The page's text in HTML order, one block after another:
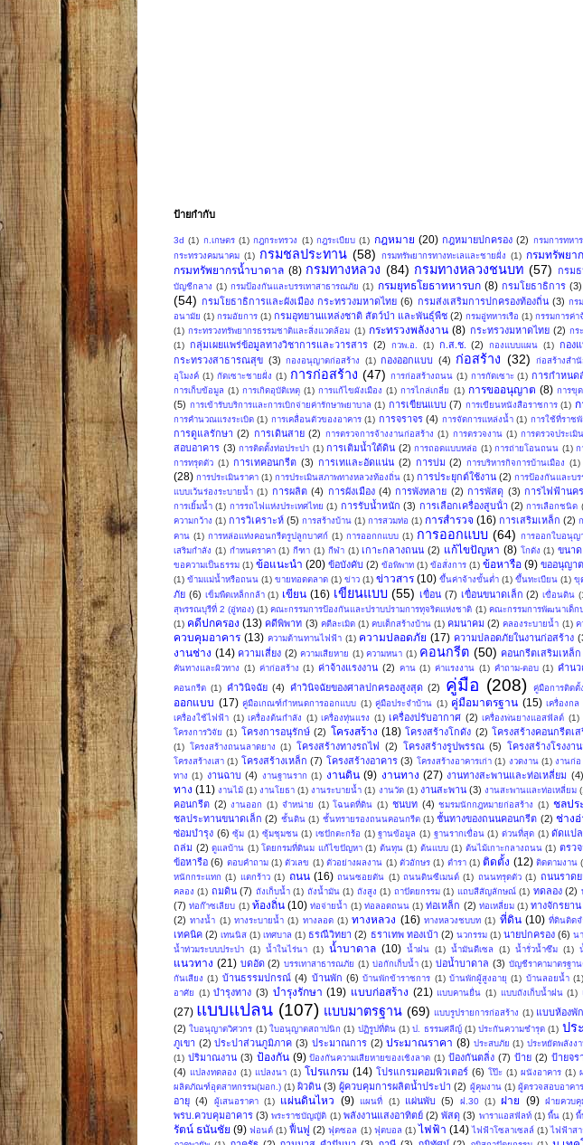
ป้ายกำกับ
3d (1) ก.เกษตร (1) กฎกระทรวง (1) กฎระเบียบ (1) กฎหมาย (20) กฎหมายปกครอง (2) กรมการทหา
กระทรวงคมนาคม (1) กรมชลประทาน (58) กรมทรัพยากรทางทะเลและชายฝั่ง (1) กรมทรัพยา
กรมทรัพยากรน้ำบาดาล (8) กรมทางหลวง (84) กรมทางหลวงชนบท (57) กรม
บัญชีกลาง (1) กรมป้องกันและบรรเทาสาธารณภัย (1) กรมยุทธโยธาทหารบก (8) กรมโยธาธิการ (3)
(54) กรมโยธาธิการและผังเมือง กระทรวงมหาดไทย (6) กรมส่งเสริมการปกครองท้องถิ่น (3) กร
อนามัย (1) กรมอัยการ (1) กรมอุทยานแหล่งชาติ สัตว์ป่า และพันธุ์พืช (2) กรมอู่ทหารเรือ (1) กรรมการค่า
(1) กระทรวงทรัพยากรธรรมชาติและสิ่งแวดล้อม (1) กระทรวงพลังงาน (8) กระทรวงมหาดไทย (2) กร
(1) กลุ่มเผยแพร่ข้อมูลทางวิชาการและวารสาร (2) กวพ.อ. (1) ก.ส.ช. (2) กองแบบแผน (1) กอง
กระทรวงสาธารณสุข (3) กองอนุญาตก่อสร้าง (1) กองออกแบบ (4) ก่อสร้าง (32) ก่อสร้างสำ
อุโมงค์ (1) กัดเซาะชายฝั่ง (1) การก่อสร้าง (47) การก่อสร้างถนน (1) การกัดเซาะ (1) การกําหนด
การเก็บข้อมูล (1) การเกิดอุบัติเหตุ (1) การแก้ไขผังเมือง (1) การไกล่เกลี่ย (1) การขออนุญาต (8) การขุด
(5) การเข้ารับบริการและการเบิกจ่ายค่ารักษาพยาบาล (1) การเขียนแบบ (7) การเขียนหนังสือราชการ (1)
การคำนวณแรงระเบิด (1) การเคลื่อนตัวของอาคาร (1) การจราจร (4) การจัดการแหล่งน้ำ (1) การใช้ที่ราช
การดูแลรักษา (2) การเดินสาย (2) การตรวจการจ้างงานก่อสร้าง (1) การตรวจงาน (1) การตรวจประเมิน
สอบอาคาร (3) การติดตั้งท่อประปา (1) การเติมน้ำใต้ดิน (2) การถอดแบบหล่อ (1) การถ่ายโอนถนน (1) ก
การทรุดตัว (1) การเทคอนกรีต (3) การเทและอัดแน่น (2) การบ่ม (2) การบริหารกิจการบ้านเมือง (1)
(28) การประเมินราคา (1) การประเมินสภาพทางหลวงท้องถิ่น (1) การประยุกต์ใช้งาน (2) การป้องกันและบร
แบบเว้นร่องระบายน้ำ (1) การผลิต (4) การผังเมือง (4) การพังทลาย (2) การพัสดุ (3) การไฟฟ้านค
การเยิ้มน้ำ (1) การรถไฟแห่งประเทศไทย (1) การรับน้ำหนัก (3) การเลือกเครื่องสูบน้ํา (2) การเลือกชนิด
ความกว้าง (1) การวิเคราะห์ (5) การสร้างบ้าน (1) การสวมท่อ (1) การสำรวจ (16) การเสริมเหล็ก (2)
คาน (1) การหล่อแท่งคอนกรีตรูปลูกบาศก์ (1) การออกกแบบ (1) การออกแบบ (64) การออกใบอนุญ
เสริมกำลัง (1) กำหนดราคา (1) กีฑา (1) กีฬา (1) เกาะกลางถนน (2) แก้ไขปัญหา (8) โกดัง (1) ขนาด
ขอความเป็นธรรม (1) ข้อแนะนำ (20) ข้อบังคับ (2) ข้อพิพาท (1) ข้อสั่งการ (1) ข้อหารือ (9) ขออนุญา
(1) ข้ามแม่น้ำหรือถนน (1) ขายทอดตลาด (1) ข่าว (1) ข่าวสาร (10) ขึ้นค่าจ้างขั้นต่ำ (1) ขึ้นทะเบียน (1) ขุ
ภัย (6) เข็มพืดเหล็กกล้า (1) เขียน (16) เขียนแบบ (55) เขื่อน (7) เขื่อนขนาดเล็ก (2) เขื่อนดิน
สุพรรณบุรีที่ 2 (อู่ทอง) (1) คณะกรรมการป้องกันและปราบปรามการทุจริตแห่งชาติ (1) คณะกรรมการพัฒนาเด็ก
(1) คดีปกครอง (13) คดีพิพาท (3) คดีละเมิด (1) คบเด็กสร้างบ้าน (1) คมนาคม (2) คลองระบายน้ำ (1) ค
ควบคุมอาคาร (13) ความต้านทานไฟฟ้า (1) ความปลอดภัย (17) ความปลอดภัยในงานก่อสร้าง
งานช่าง (14) ความเสี่ยง (2) ความเสียหาย (1) ความหนา (1) คอนกรีต (50) คอนกรีตเสริมเหล็ก
คันทางและผิวทาง (1) ค่าก่อสร้าง (1) ค่าจ้างแรงงาน (2) คาน (1) ค่าแรงงาน (1) คำถาม-ตอบ (1) คำน
คอนกรีต (1) คำวินิจฉัย (4) คำวินิจฉัยของศาลปกครองสูงสุด (2) คู่มือ (208) คู่มือการติดตั้ง
ออกแบบ (17) คู่มือเกณฑ์กำหนดการออกแบบ (1) คู่มือประจำบ้าน (1) คู่มือมาตรฐาน (15) เครื่องกล
เครื่องใช้ไฟฟ้า (1) เครื่องต้นกำลัง (1) เครื่องทุ่นแรง (1) เครื่องปรับอากาศ (2) เครื่องพ่นยางแอสฟัลต์ (1)
โครงการวิจัย (1) โครงการอนุรักษ์ (2) โครงสร้าง (18) โครงสร้างโกดัง (2) โครงสร้างคอนกรีตเ
(1) โครงสร้างถนนลาดยาง (1) โครงสร้างทางรถไฟ (2) โครงสร้างรูปพรรณ (5) โครงสร้างโรงงาน
โครงสร้างเสา (1) โครงสร้างเหล็ก (7) โครงสร้างอาคาร (3) โครงสร้างอาคารเก่า (1) งวดงาน (1) งานก่อ
ทาง (1) งานฉาบ (4) งานฐานราก (1) งานดิน (9) งานทาง (27) งานทางสะพานและท่อเหลี่ยม (4)
ทาง (11) งานไม้ (1) งานโยธา (1) งานระบายน้ำ (1) งานวัด (1) งานสะพาน (3) งานสะพานและท่อเหลี่ยม
คอนกรีต (2) งานออก (1) จำหน่าย (1) โฉนดที่ดิน (1) ชนบท (4) ชมรมนักกฎหมายก่อสร้าง (1) ชลปร
ชลประทานขนาดเล็ก (2) ชั้นดิน (1) ชั้นทรายรองถนนคอนกรีต (1) ชั้นทางของถนนคอนกรีต (2) ช่างอ่
ซ่อมบำรุง (6) ซุ้ม (1) ซุ้มชุมชน (1) เซปักตะกร้อ (1) ฐานข้อมูล (1) ฐานรากเขื่อน (1) ด่วนที่สุด (1) ดัดแปล
ถล่ม (2) ดูแลบ้าน (1) โดยกรมที่ดินม แก้ไขปัญหา (1) ต้นทุน (1) ต้นแบบ (1) ต้นไม้เกาะกลางถนน (1) ตรว
ข้อหารือ (6) ตอบคำถาม (1) ตัวเลข (1) ตัวอย่างผลงาน (1) ตัวอักษร (1) ตำรา (1) ติดตั้ง (12) ติดตามงาน
หนักกระแทก (1) แตกร้าว (1) ถนน (16) ถนนซอยตัน (1) ถนนดินซีเมนต์ (1) ถนนทรุดตัว (1) ถนนราดย
คลอง (1) ถมดิน (7) ถังเก็บน้ำ (1) ถังน้ำมัน (1) ถังสูง (1) ถาปัตยกรรม (1) แถบสีสัญลักษณ์ (1) ทดลอง (2)
(7) ท่อก๊าซเลียบ (1) ท้องถิ่น (10) ท่อจ่ายน้ำ (1) ท่อลอดถนน (1) ท่อเหล็ก (2) ท่อเหลี่ยม (1) ทางจักรยาน
(2) ทางน้ำ (1) ทางระบายน้ำ (1) ทางลอด (1) ทางหลวง (16) ทางหลวงชบบท (1) ที่ดิน (10) ที่ดินติดจ
เทคนิค (2) เทนนิส (1) เทศบาล (1) ธรณีวิทยา (2) ธราเทพ ทองเบ้า (2) นวกรรม (1) นายปกครอง (6) น
น้ำท่วมระบบประปา (1) น้ำในไร่นา (1) น้ำบาดาล (10) น้ำฝน (1) น้ำมันดีเซล (1) น้ำรั่วน้ำซึม (1)
แนวทาง (21) บดอัด (2) บรรเทาสาธารณภัย (1) บ่อกักเก็บน้ำ (1) บ่อน้ำบาดาล (3) บัญชีราคามาตรฐา
กันเสียง (1) บ้านธรรมปกรณ์ (4) บ้านพัก (6) บ้านพักข้าราชการ (1) บ้านพักผู้สูงอายุ (1) บ้านลอยน้ำ (1)
อาศัย (1) บำรุงทาง (3) บำรุงรักษา (19) แบบก่อสร้าง (21) แบบคานยื่น (1) แบบถังเก็บน้ำฝน (1)
(27) แบบแปลน (107) แบบมาตรฐาน (69) แบบรูปรายการก่อสร้าง (1) แบบห้องพัก
(2) ใบอนุญาตวิศวกร (1) ใบอนุญาตสถาปนิก (1) ปฏิรูปที่ดิน (1) ป. ธรรมศลีญ์ (1) ประกันความชำรุด (1) ปร
ภูเขา (2) ประปาส่วนภูมิภาค (3) ประมาณการ (2) ประมาณราคา (8) ประสบภัย (1) ประหยัดพลังง
(1) ปริมาณงาน (3) ป้องกัน (9) ป้องกันความเสียหายของเชิงลาด (1) ป้องกันตลิ่ง (7) ป้าย (2) ป้ายจร
(4) แปลงทดลอง (1) แปลงนา (1) โปรแกรม (14) โปรแกรมคอมพิวเตอร์ (6) โป๊ะ (1) ผนังอาคาร (1)
ผลิตภัณฑ์อุตสาหกรรม(มอก.) (1) ผิวดิน (3) ผู้ควบคุมการผลิตน้ำประปา (2) ผู้คุมงาน (1) ผู้ตรวจสอบอาคาร
อายุ (4) ผู้เสนอราคา (1) แผ่นดินไหว (9) แผนที่ (1) แผ่นพับ (5) ฝ.30 (1) ฝาย (9) ฝ่ายควบคุ
พรบ.ควบคุมอาคาร (3) พระราชบัญญัติ (1) พลังงานแสงอาทิตย์ (2) พัสดุ (3) พาราแอสฟัลท์ (1) พื้น (1) พื้
รัตน์ ธนันชัย (9) ฟอนต์ (1) ฟื้นฟู (2) ฟุตซอล (1) ฟุตบอล (1) ไฟฟ้า (14) ไฟฟ้าโซลาเซลล์ (1) ไฟฟ้าส